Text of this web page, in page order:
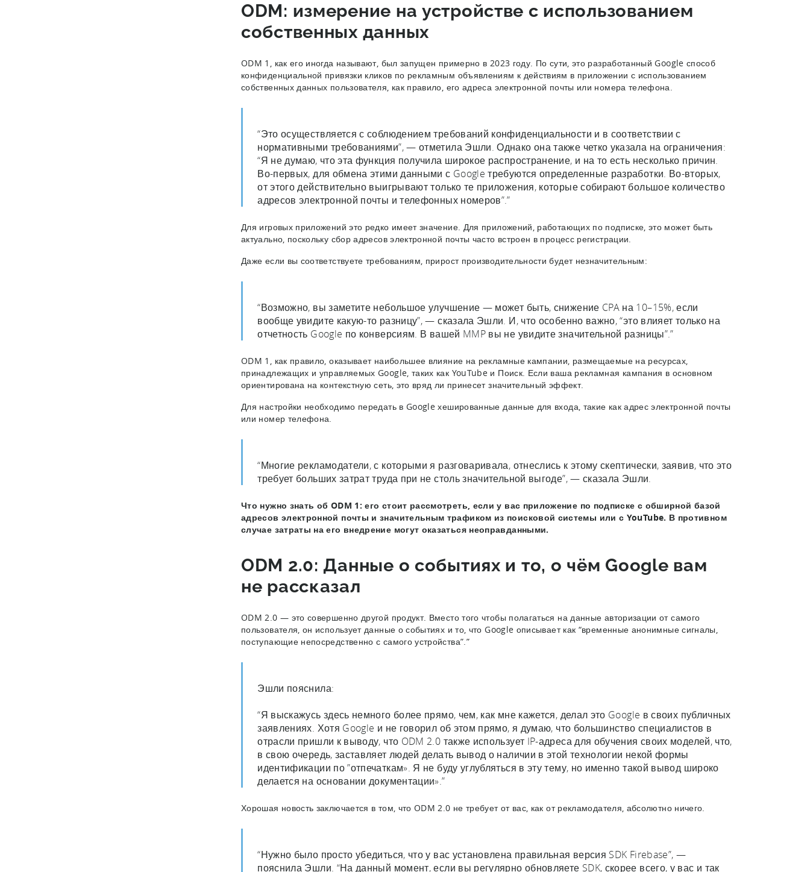
ODM: измерение на устройстве с использованием
собственных данных
ODM 1, как его иногда называют, был запущен примерно в 2023 году. По сути, это разработанный Google способ
конфиденциальной привязки кликов по рекламным объявлениям к действиям в приложении с использованием
собственных данных пользователя, как правило, его адреса электронной почты или номера телефона.
“Это осуществляется с соблюдением требований конфиденциальности и в соответствии с
нормативными требованиями”, — отметила Эшли. Однако она также четко указала на ограничения:
“Я не думаю, что эта функция получила широкое распространение, и на то есть несколько причин.
Во-первых, для обмена этими данными с Google требуются определенные разработки. Во-вторых,
от этого действительно выигрывают только те приложения, которые собирают большое количество
адресов электронной почты и телефонных номеров”.”
Для игровых приложений это редко имеет значение. Для приложений, работающих по подписке, это может быть
актуально, поскольку сбор адресов электронной почты часто встроен в процесс регистрации.
Даже если вы соответствуете требованиям, прирост производительности будет незначительным:
“Возможно, вы заметите небольшое улучшение — может быть, снижение CPA на 10–15%, если
вообще увидите какую-то разницу”, — сказала Эшли. И, что особенно важно, “это влияет только на
отчетность Google по конверсиям. В вашей MMP вы не увидите значительной разницы”.”
ODM 1, как правило, оказывает наибольшее влияние на рекламные кампании, размещаемые на ресурсах,
принадлежащих и управляемых Google, таких как YouTube и Поиск. Если ваша рекламная кампания в основном
ориентирована на контекстную сеть, это вряд ли принесет значительный эффект.
Для настройки необходимо передать в Google хешированные данные для входа, такие как адрес электронной почты
или номер телефона.
“Многие рекламодатели, с которыми я разговаривала, отнеслись к этому скептически, заявив, что это
требует больших затрат труда при не столь значительной выгоде”, — сказала Эшли.
Что нужно знать об ODM 1: его стоит рассмотреть, если у вас приложение по подписке с обширной базой
адресов электронной почты и значительным трафиком из поисковой системы или с YouTube. В противном
случае затраты на его внедрение могут оказаться неоправданными.
ODM 2.0: Данные о событиях и то, о чём Google вам
не рассказал
ODM 2.0 — это совершенно другой продукт. Вместо того чтобы полагаться на данные авторизации от самого
пользователя, он использует данные о событиях и то, что Google описывает как “временные анонимные сигналы,
поступающие непосредственно с самого устройства”.”
Эшли пояснила:
“Я выскажусь здесь немного более прямо, чем, как мне кажется, делал это Google в своих публичных
заявлениях. Хотя Google и не говорил об этом прямо, я думаю, что большинство специалистов в
отрасли пришли к выводу, что ODM 2.0 также использует IP-адреса для обучения своих моделей, что,
в свою очередь, заставляет людей делать вывод о наличии в этой технологии некой формы
идентификации по ”отпечаткам». Я не буду углубляться в эту тему, но именно такой вывод широко
делается на основании документации».”
Хорошая новость заключается в том, что ODM 2.0 не требует от вас, как от рекламодателя, абсолютно ничего.
“Нужно было просто убедиться, что у вас установлена правильная версия SDK Firebase”, —
пояснила Эшли. “На данный момент, если вы регулярно обновляете SDK, скорее всего, у вас и так